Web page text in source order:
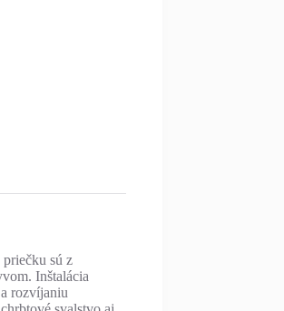
sú z
Inštalácia
rozvíjaniu